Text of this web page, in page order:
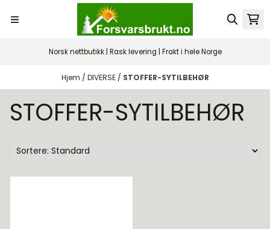
Norsk nettbutikk | Rask levering | Frakt i hele Norge
Hjem / DIVERSE / STOFFER-SYTILBEHØR
STOFFER-SYTILBEHØR